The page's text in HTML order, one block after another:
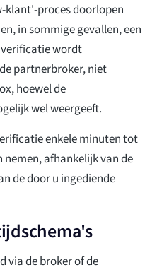
klant'-proces doorlopen
in sommige gevallen, een
verificatie wordt
partnerbroker, niet
hoewel de
wel weergeeft.
enkele minuten tot
nemen, afhankelijk van de
de door u ingediende
via de broker of de